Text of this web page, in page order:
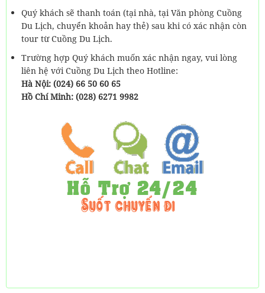
Quý khách sẽ thanh toán (tại nhà, tại Văn phòng Cuồng
Du Lịch, chuyển khoản hay thẻ) sau khi có xác nhận còn
tour từ Cuồng Du Lịch.
Trường hợp Quý khách muốn xác nhận ngay, vui lòng
liên hệ với Cuồng Du Lịch theo Hotline:
Hà Nội: (024) 66 50 60 65
Hồ Chí Minh: (028) 6271 9982